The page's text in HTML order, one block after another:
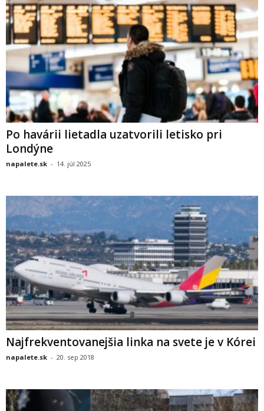
Po havárii lietadla uzatvorili letisko pri
Londýne
napalete.sk - 14. júl 2025
Najfrekventovanejšia linka na svete je v Kórei
napalete.sk - 20. sep 2018